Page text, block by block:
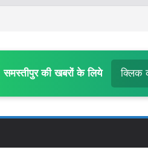
समस्तीपुर की खबरों के लिये क्लिक